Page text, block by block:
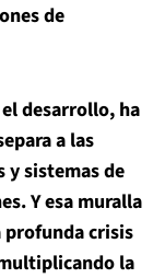
de
desarrollo, ha
a las
sistemas de
Y esa muralla
profunda crisis
la